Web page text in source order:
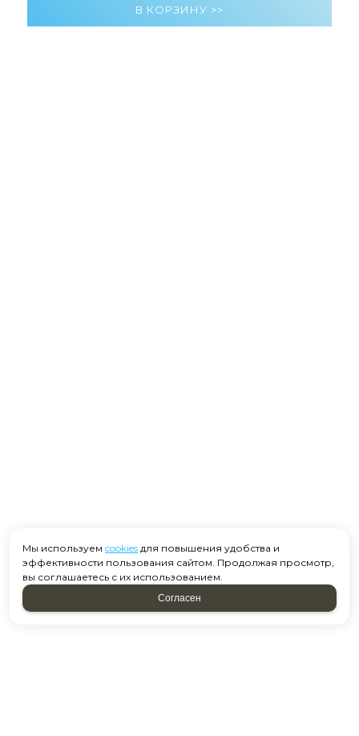
Мы используем cookies для повышения удобства и
эффективности пользования сайтом. Продолжая просмотр,
вы соглашаетесь с их использованием.
Согласен